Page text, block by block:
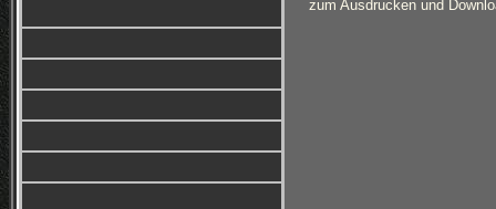
zum Ausdrucken und